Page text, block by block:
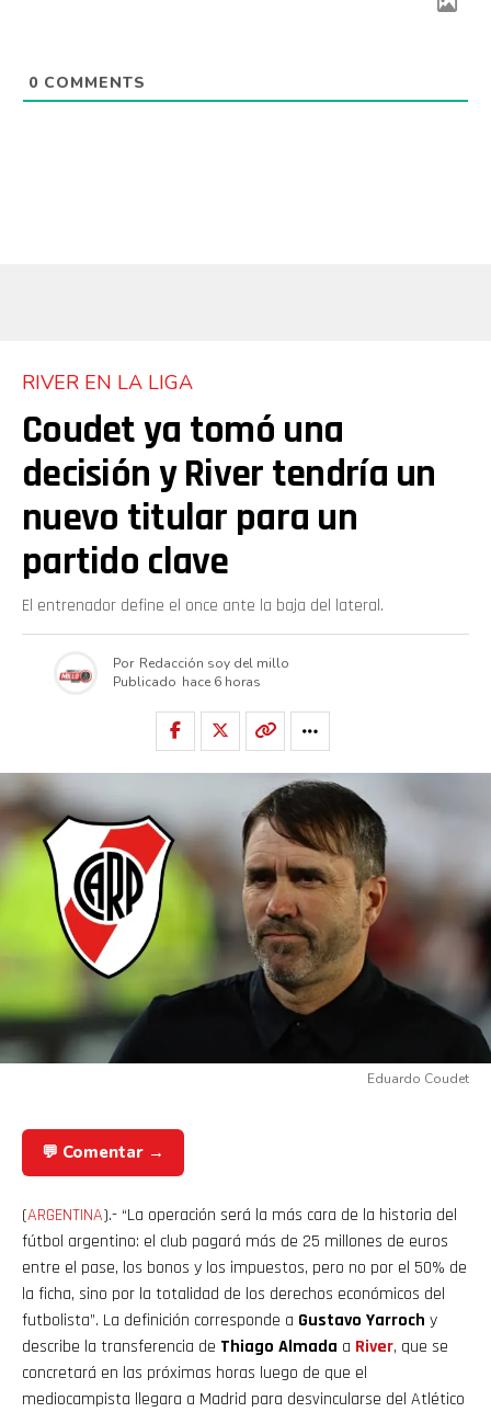
0 COMMENTS
RIVER EN LA LIGA
Coudet ya tomó una
decisión y River tendría un
nuevo titular para un
partido clave
El entrenador define el once ante la baja del lateral.
Por Redacción soy del millo
Publicado hace 6 horas
Eduardo Coudet
💬 Comentar →
(ARGENTINA).- “La operación será la más cara de la historia del
fútbol argentino: el club pagará más de 25 millones de euros
entre el pase, los bonos y los impuestos, pero no por el 50% de
la ficha, sino por la totalidad de los derechos económicos del
futbolista”. La definición corresponde a Gustavo Yarroch y
describe la transferencia de Thiago Almada a River, que se
concretará en las próximas horas luego de que el
mediocampista llegara a Madrid para desvincularse del Atlético